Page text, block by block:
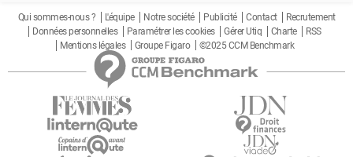
Qui sommes-nous ? L'équipe Notre société Publicité Contact
Recrutement
Données personnelles
Paramétrer les cookies Gérer Utiq Charte
RSS
Mentions légales
Groupe Figaro ©2025 CCM Benchmark